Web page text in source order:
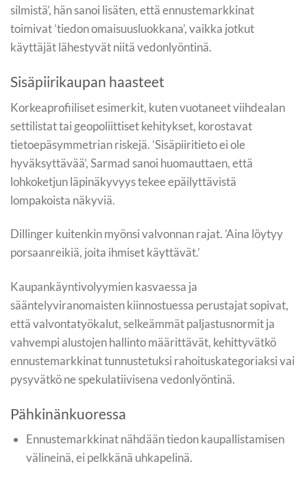
silmistä’, hän sanoi lisäten, että ennustemarkkinat
toimivat ’tiedon omaisuusluokkana’, vaikka jotkut
käyttäjät lähestyvät niitä vedonlyöntinä.
Sisäpiirikaupan haasteet
Korkeaprofiiliset esimerkit, kuten vuotaneet viihdealan
settilistat tai geopoliittiset kehitykset, korostavat
tietoepäsymmetrian riskejä. ’Sisäpiiritieto ei ole
hyväksyttävää’, Sarmad sanoi huomauttaen, että
lohkoketjun läpinäkyvyys tekee epäilyttävistä
lompakoista näkyviä.
Dillinger kuitenkin myönsi valvonnan rajat. ’Aina löytyy
porsaanreikiä, joita ihmiset käyttävät.’
Kaupankäyntivolyymien kasvaessa ja
sääntelyviranomaisten kiinnostuessa perustajat sopivat,
että valvontatyökalut, selkeämmät paljastusnormit ja
vahvempi alustojen hallinto määrittävät, kehittyvätkö
ennustemarkkinat tunnustetuksi rahoituskategoriaksi vai
pysyvätkö ne spekulatiivisena vedonlyöntinä.
Pähkinänkuoressa
Ennustemarkkinat nähdään tiedon kaupallistamisen
välineinä, ei pelkkänä uhkapelinä.